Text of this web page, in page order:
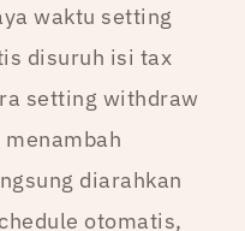
waktu setting
disuruh isi tax
setting withdraw
diarahkan
otomatis,